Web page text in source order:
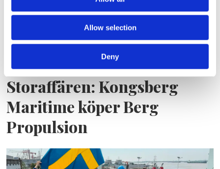
Allow selection
Deny
Storaffären: Kongsberg
Maritime köper Berg
Propulsion